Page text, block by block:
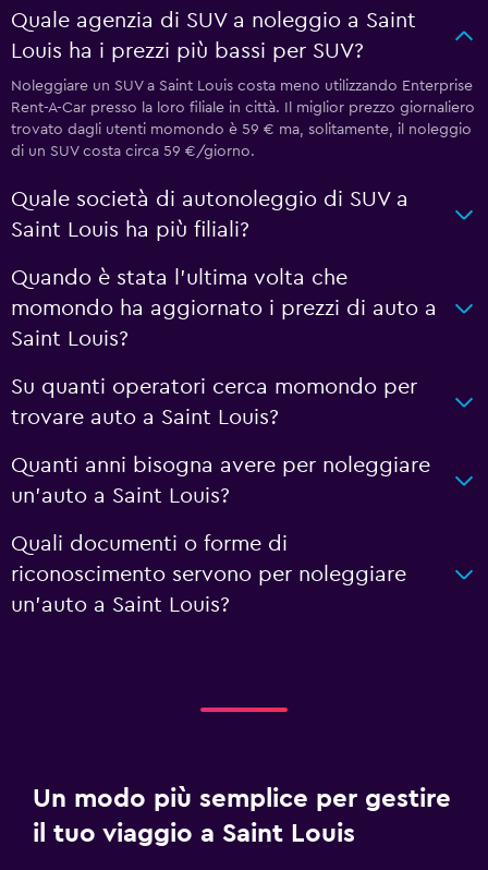
Quale agenzia di SUV a noleggio a Saint
Louis ha i prezzi più bassi per SUV?
Noleggiare un SUV a Saint Louis costa meno utilizzando Enterprise
Rent-A-Car presso la loro filiale in città. Il miglior prezzo giornaliero
trovato dagli utenti momondo è 59 € ma, solitamente, il noleggio
di un SUV costa circa 59 €/giorno.
Quale società di autonoleggio di SUV a
Saint Louis ha più filiali?
Quando è stata l'ultima volta che
momondo ha aggiornato i prezzi di auto a
Saint Louis?
Su quanti operatori cerca momondo per
trovare auto a Saint Louis?
Quanti anni bisogna avere per noleggiare
un'auto a Saint Louis?
Quali documenti o forme di
riconoscimento servono per noleggiare
un'auto a Saint Louis?
Un modo più semplice per gestire
il tuo viaggio a Saint Louis